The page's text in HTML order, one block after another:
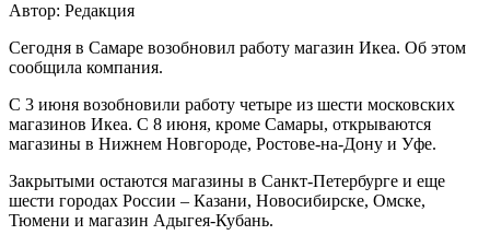
Автор: Редакция
Сегодня в Самаре возобновил работу магазин Икеа. Об этом
сообщила компания.
С 3 июня возобновили работу четыре из шести московских
магазинов Икеа. С 8 июня, кроме Самары, открываются
магазины в Нижнем Новгороде, Ростове-на-Дону и Уфе.
Закрытыми остаются магазины в Санкт-Петербурге и еще
шести городах России – Казани, Новосибирске, Омске,
Тюмени и магазин Адыгея-Кубань.